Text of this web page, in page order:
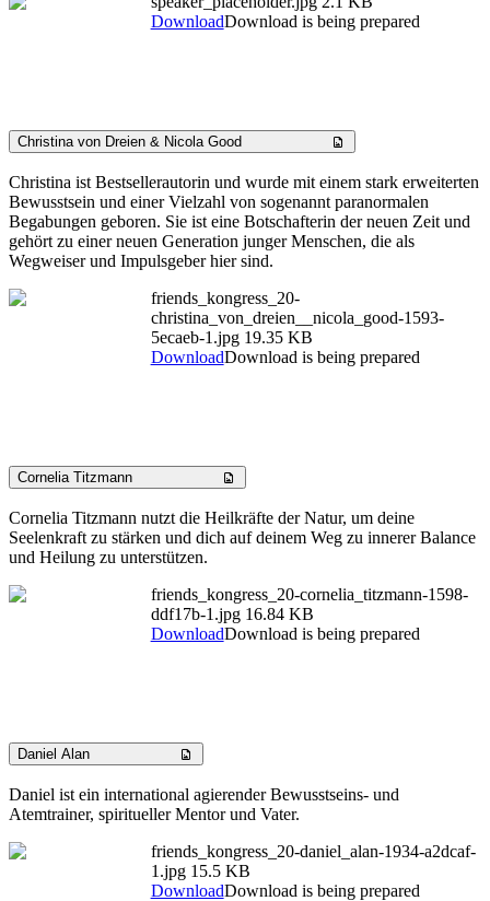
DownloadDownload is being prepared
Christina von Dreien & Nicola Good
Christina ist Bestsellerautorin und wurde mit einem stark erweiterten
Bewusstsein und einer Vielzahl von sogenannt paranormalen
Begabungen geboren. Sie ist eine Botschafterin der neuen Zeit und
gehört zu einer neuen Generation junger Menschen, die als
Wegweiser und Impulsgeber hier sind.
friends_kongress_20-
christina_von_dreien__nicola_good-1593-
5ecaeb-1.jpg 19.35 KB
DownloadDownload is being prepared
Cornelia Titzmann
Cornelia Titzmann nutzt die Heilkräfte der Natur, um deine
Seelenkraft zu stärken und dich auf deinem Weg zu innerer Balance
und Heilung zu unterstützen.
friends_kongress_20-cornelia_titzmann-1598-
ddf17b-1.jpg 16.84 KB
DownloadDownload is being prepared
Daniel Alan
Daniel ist ein international agierender Bewusstseins- und
Atemtrainer, spiritueller Mentor und Vater.
friends_kongress_20-daniel_alan-1934-a2dcaf-
1.jpg 15.5 KB
DownloadDownload is being prepared